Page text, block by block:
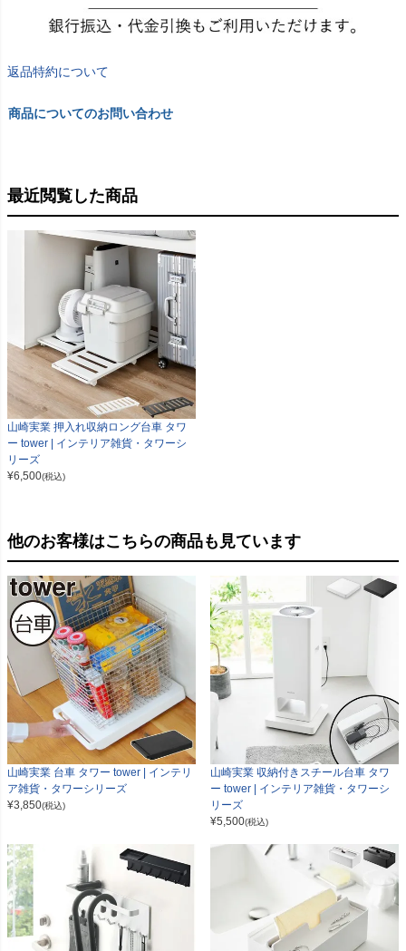
返品特約について
商品についてのお問い合わせ
最近閲覧した商品
山崎実業 押入れ収納ロング台車 タワ
ー tower | インテリア雑貨・タワーシ
リーズ
¥6,500(税込)
他のお客様はこちらの商品も見ています
山崎実業 台車 タワー tower | インテリ
ア雑貨・タワーシリーズ
¥3,850(税込)
山崎実業 収納付きスチール台車 タワ
ー tower | インテリア雑貨・タワーシ
リーズ
¥5,500(税込)